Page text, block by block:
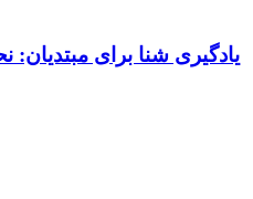
یادگیری شنا برای